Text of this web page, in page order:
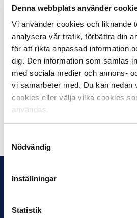
Denna webbplats använder
Vi använder cookies och liknande
analysera vår trafik, förbättra din
för att rikta anpassad information
dig. Den information som samlas
med sociala medier och annons-
vi samarbeter med. Du kan nedan
cookies eller välja vilka cookies
användas.
Nödvändig
Inställningar
Statistik
– Det är bra att vi får höra om
men kanske inte tror ska finnas
vi får sitta i grupper och prata om
ÖFK.
Den viktigaste lärdomen som
timmen med Anders Wikström är
spela inte på egen match eller liga.
Dela på Facebook